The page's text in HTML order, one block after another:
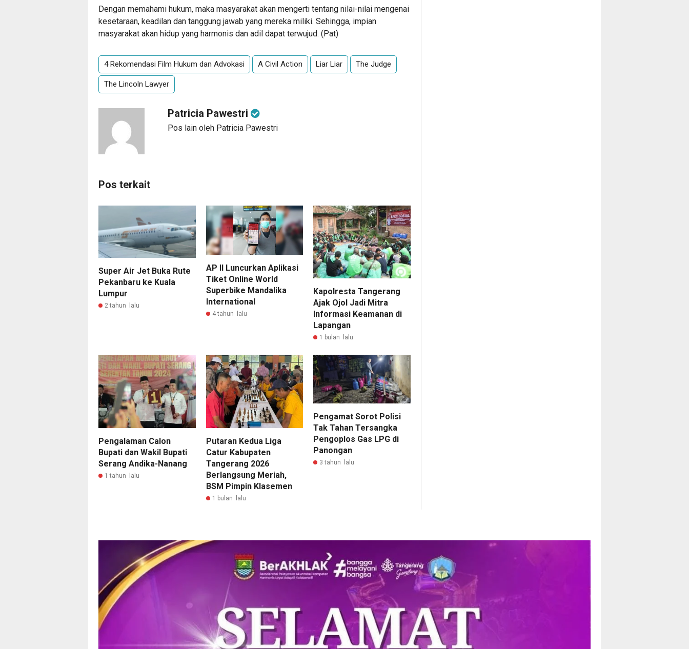
Dengan memahami hukum, maka masyarakat akan mengerti tentang nilai-nilai mengenai
kesetaraan, keadilan dan tanggung jawab yang mereka miliki. Sehingga, impian
masyarakat akan hidup yang harmonis dan adil dapat terwujud. (Pat)
4 Rekomendasi Film Hukum dan Advokasi A Civil Action Liar Liar The Judge
The Lincoln Lawyer
Patricia Pawestri
Pos lain oleh Patricia Pawestri
Pos terkait
Super Air Jet Buka Rute
Pekanbaru ke Kuala
Lumpur
2 tahun lalu
AP II Luncurkan Aplikasi
Tiket Online World
Superbike Mandalika
International
4 tahun lalu
Kapolresta Tangerang
Ajak Ojol Jadi Mitra
Informasi Keamanan di
Lapangan
1 bulan lalu
Pengalaman Calon
Bupati dan Wakil Bupati
Serang Andika-Nanang
1 tahun lalu
Putaran Kedua Liga
Catur Kabupaten
Tangerang 2026
Berlangsung Meriah,
BSM Pimpin Klasemen
1 bulan lalu
Pengamat Sorot Polisi
Tak Tahan Tersangka
Pengoplos Gas LPG di
Panongan
3 tahun lalu